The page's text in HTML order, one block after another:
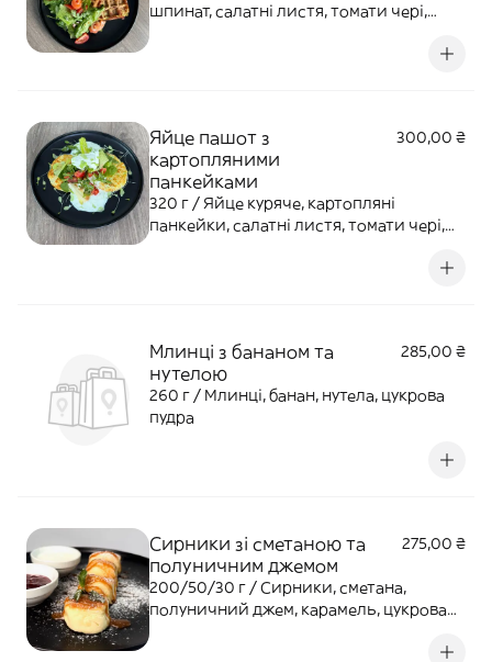
шпинат, салатні листя, томати чері,
Яйце пашот з
картопляними
панкейками
300,00 ₴
320 г / Яйце куряче, картопляні
панкейки, салатні листя, томати чері,
Млинці з бананом та
нутелою
285,00 ₴
260 г / Млинці, банан, нутела, цукрова
пудра
Сирники зі сметаною та
полуничним джемом
275,00 ₴
200/50/30 г / Сирники, сметана,
полуничний джем, карамель, цукрова